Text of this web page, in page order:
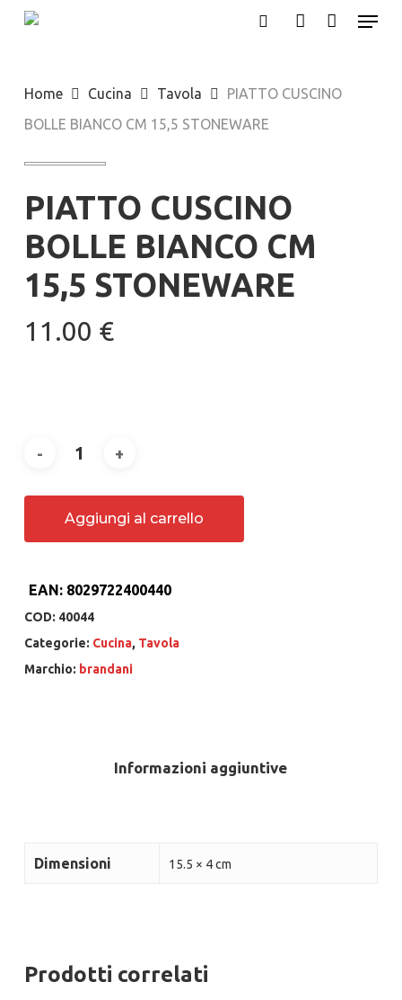
Skip
content
Menu
Home Cucina Tavola
PIATTO CUSCINO
BOLLE BIANCO CM 15,5 STONEWARE
PIATTO CUSCINO
BOLLE BIANCO CM
15,5 STONEWARE
11.00 €
Aggiungi al carrello
EAN: 8029722400440
COD: 40044
Categorie: Cucina, Tavola
Marchio: brandani
Informazioni aggiuntive
Dimensioni 15.5 × 4 cm
Prodotti correlati